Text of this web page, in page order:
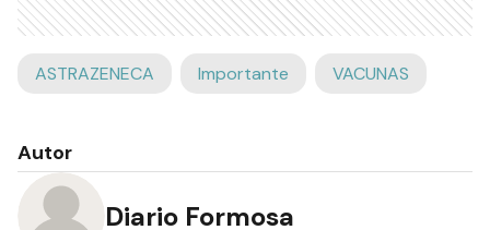
ASTRAZENECA Importante VACUNAS
Autor
Diario Formosa